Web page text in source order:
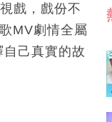
戲，戲份不
MV劇情全屬
己真實的故